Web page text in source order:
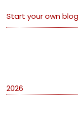
Start your own blog
2026